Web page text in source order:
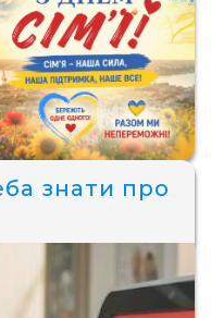
знати про